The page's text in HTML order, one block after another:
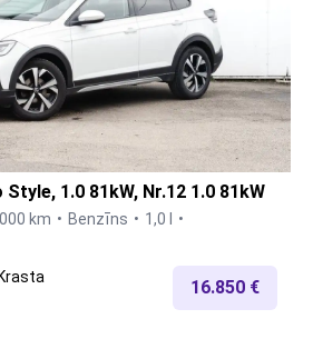
1.0 81kW, Nr.12 1.0 81kW
km Benzīns
1,0 l
16.850 €